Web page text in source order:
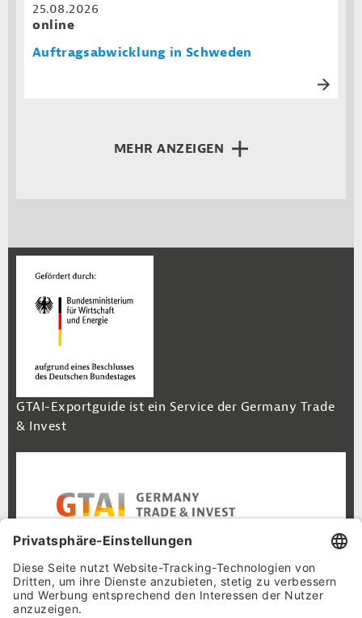
25.08.2026
online
Auftragsabwicklung in Schweden
MEHR ANZEIGEN
GTAI-Exportguide ist ein Service der Germany Trade
& Invest
Footer Navigation
Inhalt